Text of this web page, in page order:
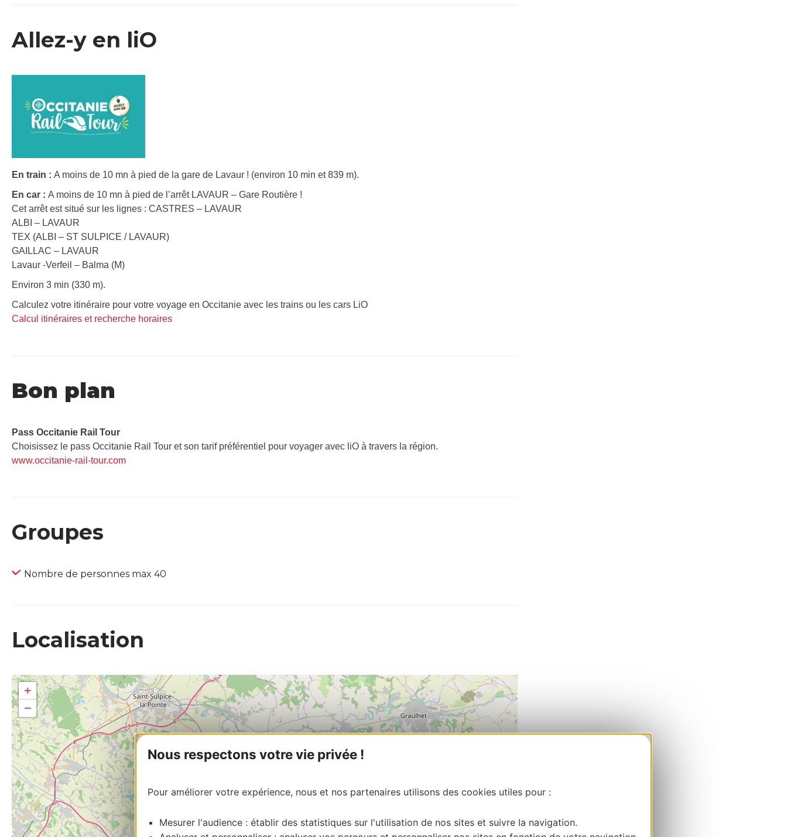
Nous respectons votre vie privée !
Pour améliorer votre expérience, nous et nos partenaires utilisons des cookies utiles pour :
Mesurer l'audience : établir des statistiques sur l'utilisation de nos sites et suivre la navigation.
Allez-y en liO
En train : A moins de 10 mn à pied de la gare de Lavaur ! (environ 10 min et 839 m).
En car : A moins de 10 mn à pied de l’arrêt LAVAUR – Gare Routière !
Cet arrêt est situé sur les lignes : CASTRES – LAVAUR
ALBI – LAVAUR
TEX (ALBI – ST SULPICE / LAVAUR)
GAILLAC – LAVAUR
Lavaur -Verfeil – Balma (M)
Environ 3 min (330 m).
Calculez votre itinéraire pour votre voyage en Occitanie avec les trains ou les cars LiO
Calcul itinéraires et recherche horaires
Bon plan
Pass Occitanie Rail Tour​
Choisissez le pass Occitanie Rail Tour et son tarif préférentiel pour voyager avec liO à travers la région.
www.occitanie-rail-tour.com
Groupes
Nombre de personnes max 40
Localisation
+
−